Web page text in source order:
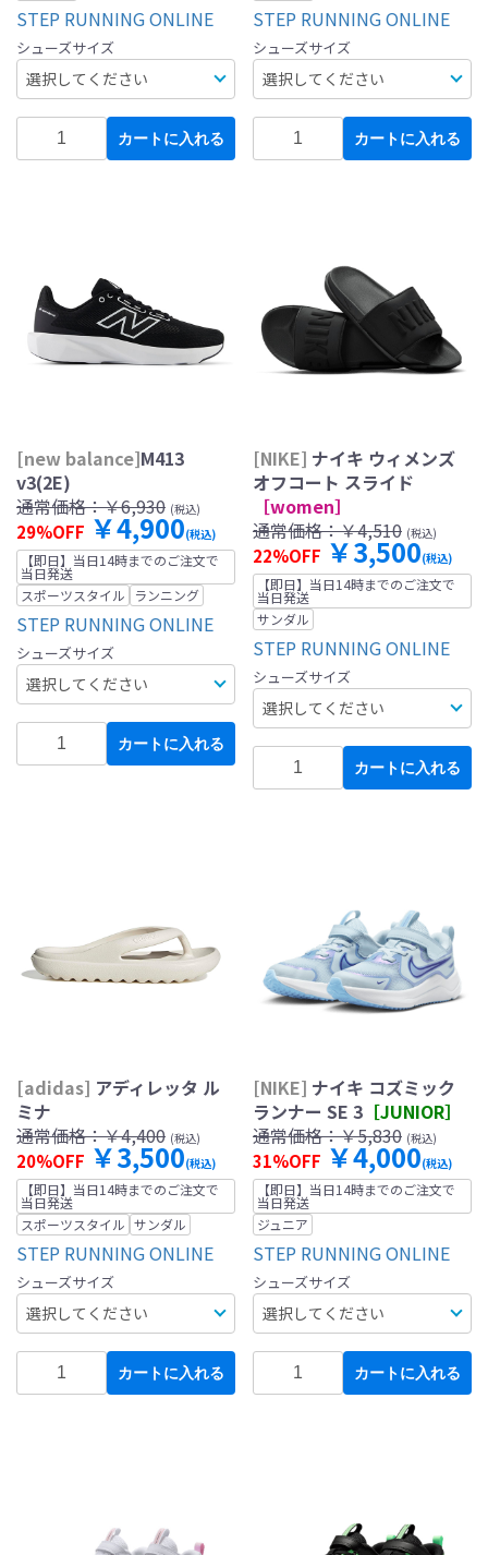
STEP RUNNING ONLINE
シューズサイズ
カートに入れる
STEP RUNNING ONLINE
シューズサイズ
カートに入れる
[new balance]M413
v3(2E)
通常価格：￥6,930 (税込)
29%OFF ￥4,900(税込)
【即日】当日14時までのご注文で
当日発送
スポーツスタイル
ランニング
STEP RUNNING ONLINE
シューズサイズ
カートに入れる
[NIKE] ナイキ ウィメンズ
オフコート スライド
［women］
通常価格：￥4,510 (税込)
22%OFF ￥3,500(税込)
【即日】当日14時までのご注文で
当日発送
サンダル
STEP RUNNING ONLINE
シューズサイズ
カートに入れる
[adidas] アディレッタ ル
ミナ
通常価格：￥4,400 (税込)
20%OFF ￥3,500(税込)
【即日】当日14時までのご注文で
当日発送
スポーツスタイル サンダル
STEP RUNNING ONLINE
シューズサイズ
カートに入れる
[NIKE] ナイキ コズミック
ランナー SE 3 ［JUNIOR］
通常価格：￥5,830 (税込)
31%OFF ￥4,000(税込)
【即日】当日14時までのご注文で
当日発送
ジュニア
STEP RUNNING ONLINE
シューズサイズ
カートに入れる